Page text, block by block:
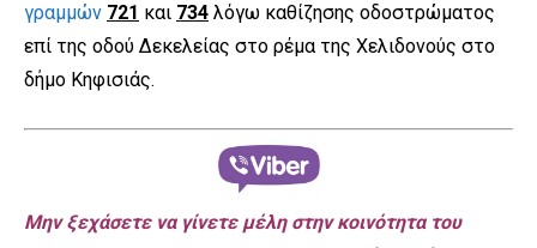
γραμμών 721 και 734 λόγω καθίζησης οδοστρώματος
επί της οδού Δεκελείας στο ρέμα της Χελιδονούς στο
δήμο Κηφισιάς.
Μην ξεχάσετε να γίνετε μέλη στην κοινότητα του